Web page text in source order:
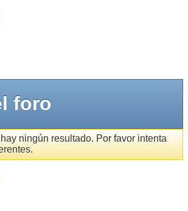
foro
ningún resultado. Por favor intenta